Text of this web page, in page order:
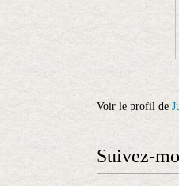
Voir le profil de
Suivez-